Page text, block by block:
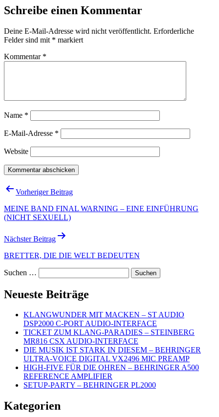
Schreibe einen Kommentar
Deine E-Mail-Adresse wird nicht veröffentlicht. Erforderliche
Felder sind mit * markiert
Kommentar *
Name *
E-Mail-Adresse *
Website
Beitragsnavigation
Vorheriger Beitrag
MEINE BAND FINAL WARNING – EINE EINFÜHRUNG
(NICHT SEXUELL)
Nächster Beitrag
BRETTER, DIE DIE WELT BEDEUTEN
Suchen …
Neueste Beiträge
KLANGWUNDER MIT MACKEN – ST AUDIO
DSP2000 C-PORT AUDIO-INTERFACE
TICKET ZUM KLANG-PARADIES – STEINBERG
MR816 CSX AUDIO-INTERFACE
DIE MUSIK IST STARK IN DIESEM – BEHRINGER
ULTRA-VOICE DIGITAL VX2496 MIC PREAMP
HIGH-FIVE FÜR DIE OHREN – BEHRINGER A500
REFERENCE AMPLIFIER
SETUP-PARTY – BEHRINGER PL2000
Kategorien